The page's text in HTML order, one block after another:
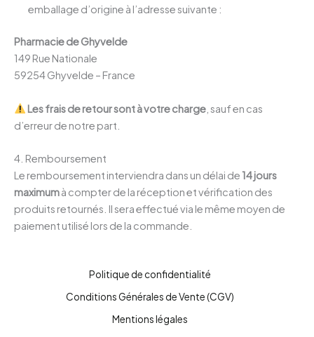
emballage d’origine à l’adresse suivante :
Pharmacie de Ghyvelde
149 Rue Nationale
59254 Ghyvelde – France
Les frais de retour sont à votre charge, sauf en cas
d’erreur de notre part.
4. Remboursement
Le remboursement interviendra dans un délai de14 jours
maximumà compter de la réception et vérification des
produits retournés. Il sera effectué via le même moyen de
paiement utilisé lors de la commande.
Politique de confidentialité
Conditions Générales de Vente (CGV)
Mentions légales